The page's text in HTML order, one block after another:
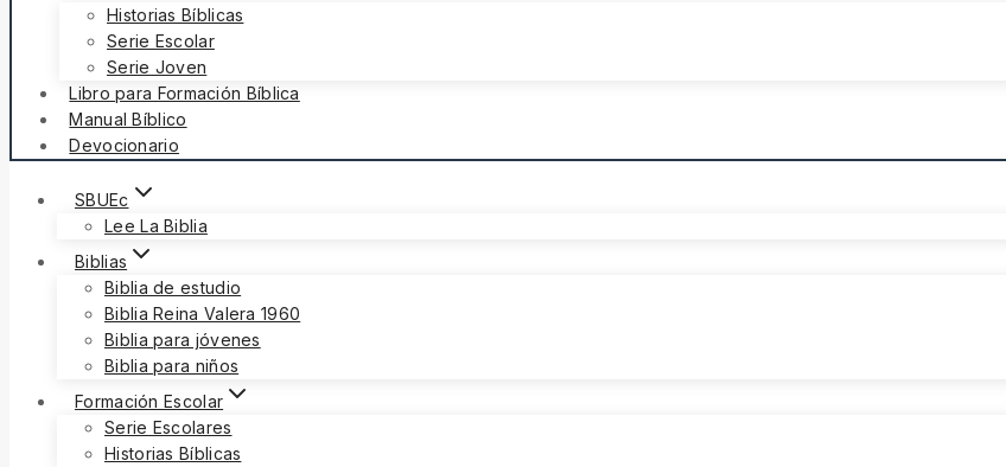
Historias Bíblicas
Serie Escolar
Serie Joven
Libro para Formación Bíblica
Manual Bíblico
Devocionario
SBUEc
Lee La Biblia
Biblias
Biblia de estudio
Biblia Reina Valera 1960
Biblia para jóvenes
Biblia para niños
Formación Escolar
Serie Escolares
Historias Bíblicas